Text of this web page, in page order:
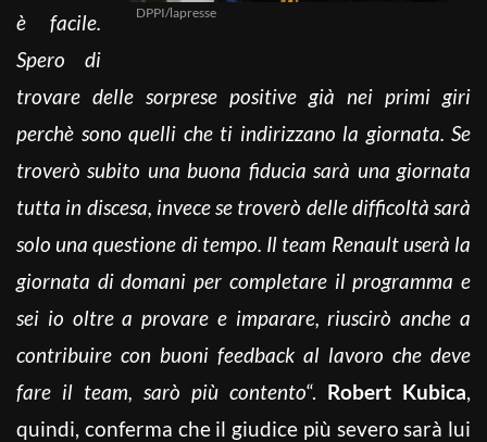
DPPI/lapresse
è facile.
Spero di
trovare delle sorprese positive già nei primi giri
perchè sono quelli che ti indirizzano la giornata. Se
troverò subito una buona fiducia sarà una giornata
tutta in discesa, invece se troverò delle difficoltà sarà
solo una questione di tempo. Il team Renault userà la
giornata di domani per completare il programma e
sei io oltre a provare e imparare, riuscirò anche a
contribuire con buoni feedback al lavoro che deve
fare il team, sarò più contento“. Robert Kubica,
quindi, conferma che il giudice più severo sarà lui